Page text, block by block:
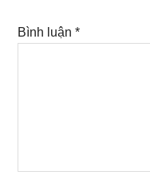
Bình luận*